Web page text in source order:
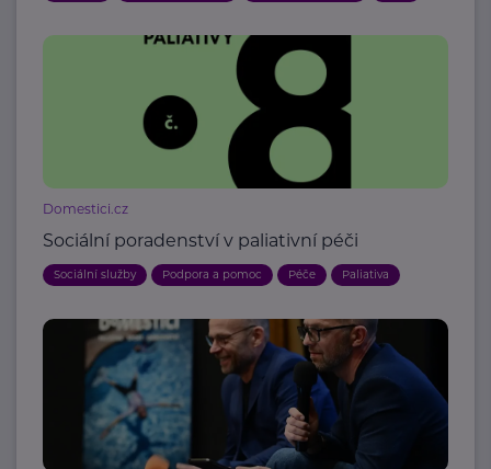
Domestici.cz
Sociální poradenství v paliativní péči
Sociální služby Podpora a pomoc Péče Paliativa